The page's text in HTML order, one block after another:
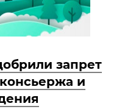
запрет
и